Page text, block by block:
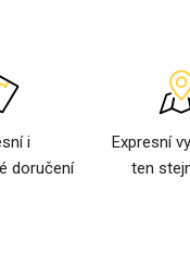
i
doručení
Expresní
ten